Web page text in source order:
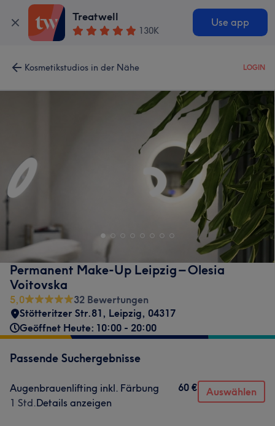
Treatwell
130K
Use app
Kosmetikstudios in der Nähe LOGIN
Permanent Make-Up Leipzig – Olesia
Voitovska
5,0
32 Bewertungen
Stötteritzer Str.81, Leipzig, 04317
Geöffnet Heute: 10:00 - 20:00
Passende Suchergebnisse
Augenbrauenlifting inkl. Färbung
1 Std.Details anzeigen
60 € Auswählen